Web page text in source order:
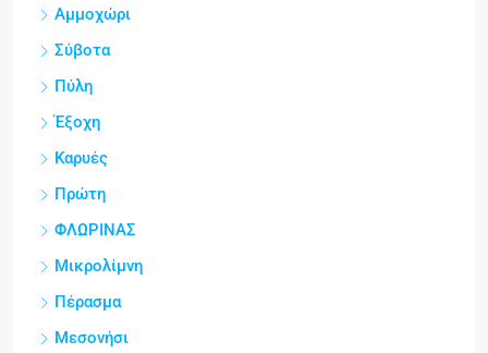
Αμμοχώρι
Σύβοτα
Πύλη
Έξοχη
Καρυές
Πρώτη
ΦΛΩΡΙΝΑΣ
Μικρολίμνη
Πέρασμα
Μεσονήσι